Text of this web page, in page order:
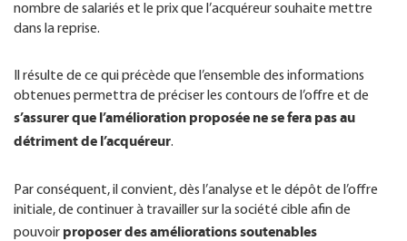
nombre de salariés et le prix que l’acquéreur souhaite mettre
dans la reprise.
Il résulte de ce qui précède que l’ensemble des informations
obtenues permettra de préciser les contours de l’offre et de
s’assurer que l’amélioration proposée ne se fera pas au
détriment de l’acquéreur.
Par conséquent, il convient, dès l’analyse et le dépôt de l’offre
initiale, de continuer à travailler sur la société cible afin de
pouvoir proposer des améliorations soutenables